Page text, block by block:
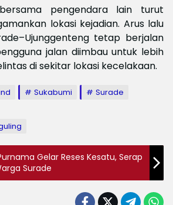
pengendara lain turut
lokasi kejadian. Arus lalu
tetap berjalan
jalan diimbau untuk lebih
di sekitar lokasi kecelakaan.
Sukabumi
Surade
Gelar Reses Kesatu, Serap
Surade‎